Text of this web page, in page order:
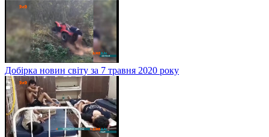
Добірка новин світу за 7 травня 2020 року